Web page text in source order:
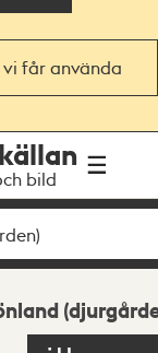
vi får använda
bild